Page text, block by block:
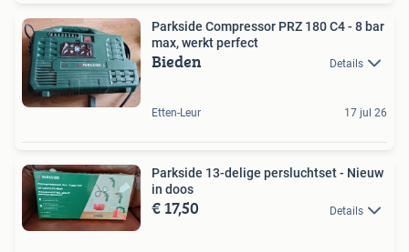
Parkside Compressor PRZ 180 C4 - 8 bar
max, werkt perfect
Bieden Details
Etten-Leur 17 jul 26
Parkside 13-delige persluchtset - Nieuw
in doos
€ 17,50 Details